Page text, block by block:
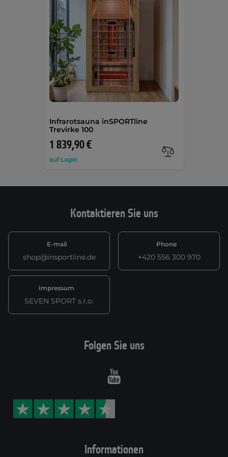
Infrarotsauna inSPORTline
Trevirke 100
1 839,90 €
auf Lager
Kontaktieren Sie uns
E-mail
shop@insportline.de
Phone
+420 556 300 970
Impressum
SEVEN SPORT s.r.o.
Informationen
Folgen Sie uns
Youtube